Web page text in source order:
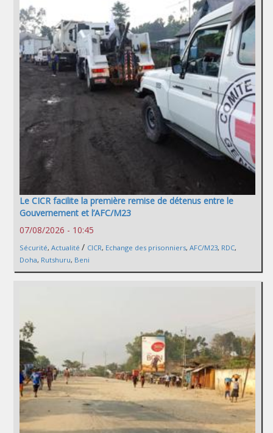
Le CICR facilite la première remise de détenus entre le
Gouvernement et l’AFC/M23
07/08/2026 - 10:45
Sécurité, Actualité / CICR, Echange des prisonniers, AFC/M23, RDC,
Doha, Rutshuru, Beni